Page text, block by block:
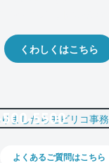
くわしくはこちら
5500
よくあるご質問はこちら